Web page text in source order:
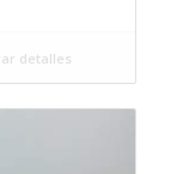
detalles